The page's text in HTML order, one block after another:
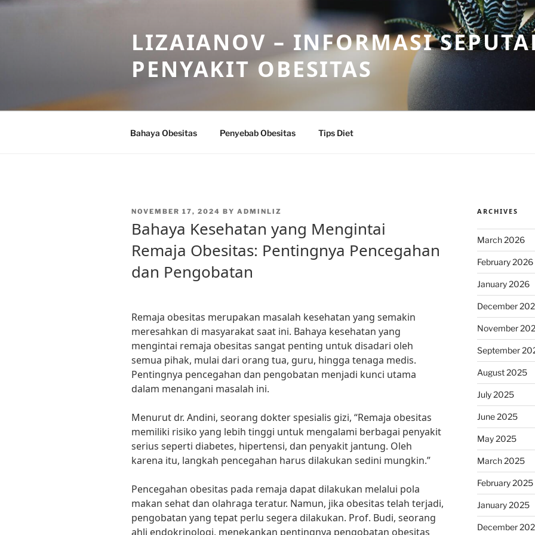
Skip
LIZAIANOV – INFORMASI
PENYAKIT OBESITAS
Bahaya Obesitas Penyebab Obesitas Tips Diet
POSTED
NOVEMBER 17, 2024 BY ADMINLIZ
Bahaya Kesehatan yang Mengintai
Remaja Obesitas: Pentingnya Pencegahan
dan Pengobatan
Remaja obesitas merupakan masalah kesehatan yang semakin
meresahkan di masyarakat saat ini. Bahaya kesehatan yang
mengintai remaja obesitas sangat penting untuk disadari oleh
semua pihak, mulai dari orang tua, guru, hingga tenaga medis.
Pentingnya pencegahan dan pengobatan menjadi kunci utama
dalam menangani masalah ini.
Menurut dr. Andini, seorang dokter spesialis gizi, “Remaja obesitas
memiliki risiko yang lebih tinggi untuk mengalami berbagai penyakit
serius seperti diabetes, hipertensi, dan penyakit jantung. Oleh
karena itu, langkah pencegahan harus dilakukan sedini mungkin.”
Pencegahan obesitas pada remaja dapat dilakukan melalui pola
makan sehat dan olahraga teratur. Namun, jika obesitas telah terjadi,
pengobatan yang tepat perlu segera dilakukan. Prof. Budi, seorang
ahli endokrinologi, menekankan pentingnya pengobatan obesitas
ARCHIVES
March 2026
February 2026
January 2026
December
November
September
August 2025
July 2025
June 2025
May 2025
March 2025
February 2025
January 2025
December